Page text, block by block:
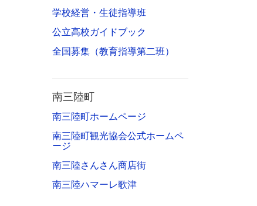
学校経営・生徒指導班
公立高校ガイドブック
全国募集（教育指導第二班）
南三陸町
南三陸町ホームページ
南三陸町観光協会公式ホームペ
ージ
南三陸さんさん商店街
南三陸ハマーレ歌津